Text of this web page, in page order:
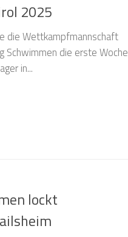
2025
die Wettkampfmannschaft
Schwimmen die erste Woche
in...
lockt